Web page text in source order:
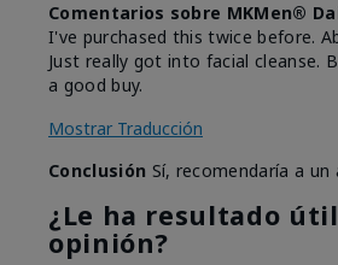
Comentarios sobre MKMen®
I've purchased this twice before.
Just really got into facial cleanse.
a good buy.
Mostrar Traducción
Conclusión Sí, recomendaría a un
¿Le ha resultado
opinión?